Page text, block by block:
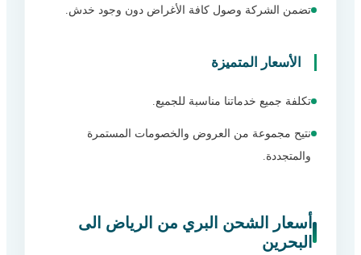
تضمن الشركة وصول كافة الأغراض دون وجود خدش.
الأسعار المتميزة
تكلفة جميع خدماتنا مناسبة للجميع.
نتيح مجموعة من العروض والخصومات المستمرة
والمتجددة.
أسعار الشحن البري من الرياض الى
البحرين